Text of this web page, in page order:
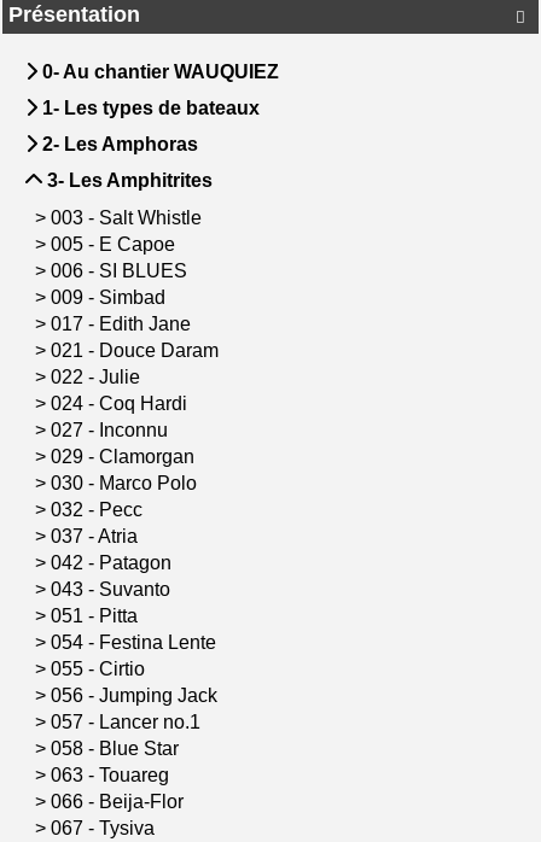

Présentation
0- Au chantier WAUQUIEZ
1- Les types de bateaux
2- Les Amphoras
3- Les Amphitrites
> 003 - Salt Whistle
> 005 - E Capoe
> 006 - SI BLUES
> 009 - Simbad
> 017 - Edith Jane
> 021 - Douce Daram
> 022 - Julie
> 024 - Coq Hardi
> 027 - Inconnu
> 029 - Clamorgan
> 030 - Marco Polo
> 032 - Pecc
> 037 - Atria
> 042 - Patagon
> 043 - Suvanto
> 051 - Pitta
> 054 - Festina Lente
> 055 - Cirtio
> 056 - Jumping Jack
> 057 - Lancer no.1
> 058 - Blue Star
> 063 - Touareg
> 066 - Beija-Flor
> 067 - Tysiva